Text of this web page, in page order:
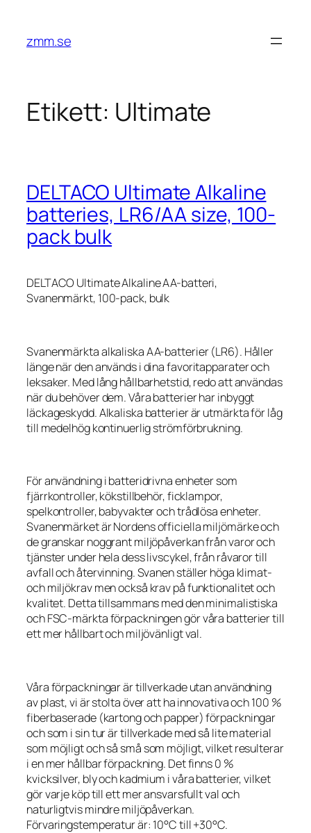
innehåll
zmm.se
Etikett: Ultimate
DELTACO Ultimate Alkaline
batteries, LR6/AA size, 100-
pack bulk
DELTACO Ultimate Alkaline AA-batteri,
Svanenmärkt, 100-pack, bulk
Svanenmärkta alkaliska AA-batterier (LR6). Håller
länge när den används i dina favoritapparater och
leksaker. Med lång hållbarhetstid, redo att användas
när du behöver dem. Våra batterier har inbyggt
läckageskydd. Alkaliska batterier är utmärkta för låg
till medelhög kontinuerlig strömförbrukning.
För användning i batteridrivna enheter som
fjärrkontroller, kökstillbehör, ficklampor,
spelkontroller, babyvakter och trådlösa enheter.
Svanenmärket är Nordens officiella miljömärke och
de granskar noggrant miljöpåverkan från varor och
tjänster under hela dess livscykel, från råvaror till
avfall och återvinning. Svanen ställer höga klimat-
och miljökrav men också krav på funktionalitet och
kvalitet. Detta tillsammans med den minimalistiska
och FSC-märkta förpackningen gör våra batterier till
ett mer hållbart och miljövänligt val.
Våra förpackningar är tillverkade utan användning
av plast, vi är stolta över att ha innovativa och 100 %
fiberbaserade (kartong och papper) förpackningar
och som i sin tur är tillverkade med så lite material
som möjligt och så små som möjligt, vilket resulterar
i en mer hållbar förpackning. Det finns 0 %
kvicksilver, bly och kadmium i våra batterier, vilket
gör varje köp till ett mer ansvarsfullt val och
naturligtvis mindre miljöpåverkan.
Förvaringstemperatur är: 10°C till +30°C.